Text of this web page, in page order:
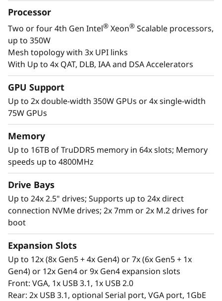
a
e
v
e
SR850 V3 admite un 33 % más* de conexiones
directas, con unidades NVMe preparadas para
Gen4 y Gen5, y ampliación del almacenamiento
de hasta 24 unidades de 2,5" + dos de 7 mm o
dos M.2.
virtualización empresarial, consolidación de
cargas de trabajo, computación en memoria
como SAP HANA, bases de datos, análisis,
como IA/ML y modelado 3D; empoderando
con ello a su organización para adquirir
información relevante rápidamente.
*Comparado con ThinkSystem SR850 V2
Processor
Two or four 4th Gen Intel® Xeon® Scalable processors,
up to 350W
Mesh topology with 3x UPI links
With Up to 4x QAT, DLB, IAA and DSA Accelerators
GPU Support
Up to 2x double-width 350W GPUs or 4x single-width
75W GPUs
Memory
Up to 16TB of TruDDR5 memory in 64x slots; Memory
speeds up to 4800MHz
Drive Bays
Up to 24x 2.5" drives; Supports up to 24x direct
connection NVMe drives; 2x 7mm or 2x M.2 drives for
boot
Expansion Slots
Up to 12x (8x Gen5 + 4x Gen4) or 7x (6x Gen5 + 1x
Gen4) or 12x Gen4 or 9x Gen4 expansion slots
Front: VGA, 1x USB 3.1, 1x USB 2.0
Rear: 2x USB 3.1, optional Serial port, VGA port, 1GbE